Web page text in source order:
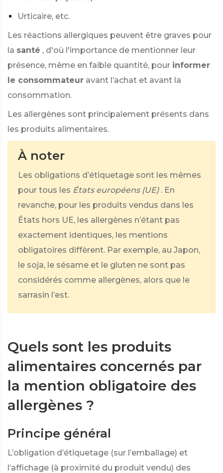
Urticaire, etc.
Les réactions allergiques peuvent être graves pour
la santé , d'où l'importance de mentionner leur
présence, même en faible quantité, pour informer
le consommateur avant l’achat et avant la
consommation.
Les allergènes sont principalement présents dans
les produits alimentaires.
À noter
Les obligations d’étiquetage sont les mêmes
pour tous les États européens (UE) . En
revanche, pour les produits vendus dans les
États hors UE, les allergènes n’étant pas
exactement identiques, les mentions
obligatoires diffèrent. Par exemple, au Japon,
le soja, le sésame et le gluten ne sont pas
considérés comme allergènes, alors que le
sarrasin l’est.
Quels sont les produits
alimentaires concernés par
la mention obligatoire des
allergènes ?
Principe général
L’obligation d’étiquetage (sur l’emballage) et
l’affichage (à proximité du produit vendu) des